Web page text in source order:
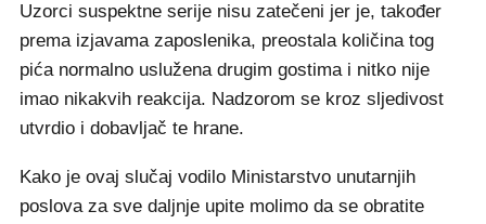
Uzorci suspektne serije nisu zatečeni jer je, također
prema izjavama zaposlenika, preostala količina tog
pića normalno uslužena drugim gostima i nitko nije
imao nikakvih reakcija. Nadzorom se kroz sljedivost
utvrdio i dobavljač te hrane.
Kako je ovaj slučaj vodilo Ministarstvo unutarnjih
poslova za sve daljnje upite molimo da se obratite